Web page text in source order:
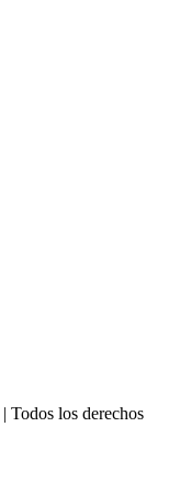
|Todos los derechos